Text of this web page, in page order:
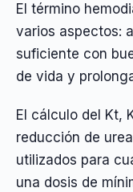
El término
varios aspectos:
suficiente con
de vida y
El cálculo del Kt,
reducción de
utilizados para
una dosis de